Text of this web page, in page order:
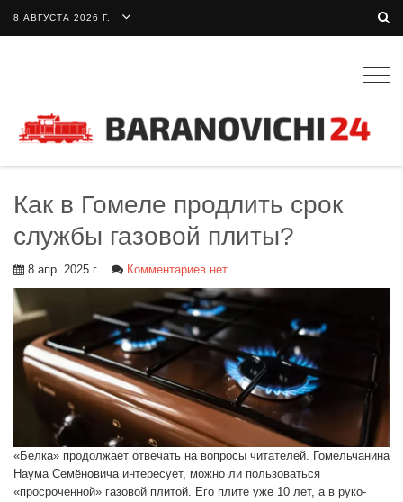
8 АВГУСТА 2026 Г.
Как в Гомеле продлить срок
службы газовой плиты?
8 апр. 2025 г. Комментариев нет
«Белка» продолжает отвечать на вопросы читателей. Гомельчанина
Наума Семёновича интересует, можно ли пользоваться
«просроченной» газовой плитой. Его плите уже 10 лет, а в руко­